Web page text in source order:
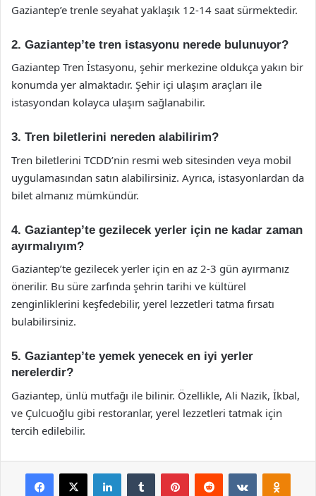
Gaziantep’e trenle seyahat yaklaşık 12-14 saat sürmektedir.
2. Gaziantep’te tren istasyonu nerede bulunuyor?
Gaziantep Tren İstasyonu, şehir merkezine oldukça yakın bir
konumda yer almaktadır. Şehir içi ulaşım araçları ile
istasyondan kolayca ulaşım sağlanabilir.
3. Tren biletlerini nereden alabilirim?
Tren biletlerini TCDD’nin resmi web sitesinden veya mobil
uygulamasından satın alabilirsiniz. Ayrıca, istasyonlardan da
bilet almanız mümkündür.
4. Gaziantep’te gezilecek yerler için ne kadar zaman
ayırmalıyım?
Gaziantep’te gezilecek yerler için en az 2-3 gün ayırmanız
önerilir. Bu süre zarfında şehrin tarihi ve kültürel
zenginliklerini keşfedebilir, yerel lezzetleri tatma fırsatı
bulabilirsiniz.
5. Gaziantep’te yemek yenecek en iyi yerler
nerelerdir?
Gaziantep, ünlü mutfağı ile bilinir. Özellikle, Ali Nazik, İkbal,
ve Çulcuoğlu gibi restoranlar, yerel lezzetleri tatmak için
tercih edilebilir.
Facebook
X LinkedInTumblr PinterestReddit VKontakte